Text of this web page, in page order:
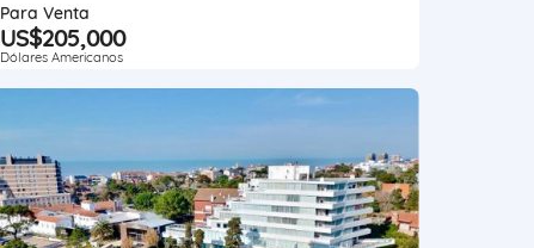
Para Venta
US$205,000
Dólares Americanos